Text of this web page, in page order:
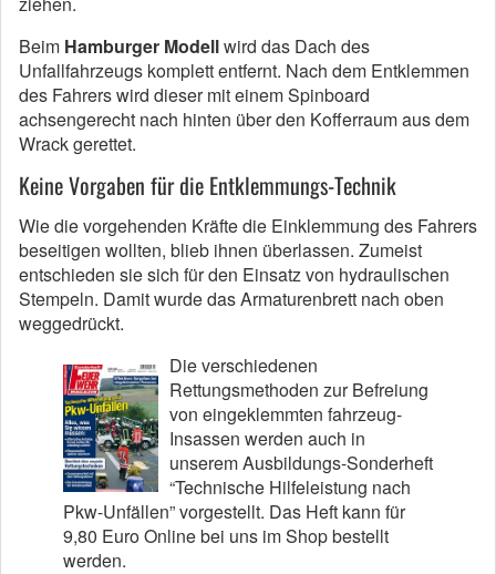
Beim Hamburger Modellwird das Dach des
Unfallfahrzeugs komplett entfernt. Nach dem Entklemmen
des Fahrers wird dieser mit einem Spinboard
achsengerecht nach hinten über den Kofferraum aus dem
Wrack gerettet.
Keine Vorgaben für die Entklemmungs-Technik
Wie die vorgehenden Kräfte die Einklemmung des Fahrers
beseitigen wollten, blieb ihnen überlassen. Zumeist
entschieden sie sich für den Einsatz von hydraulischen
Stempeln. Damit wurde das Armaturenbrett nach oben
weggedrückt.
Die verschiedenen
Rettungsmethoden zur Befreiung
von eingeklemmten fahrzeug-
Insassen werden auch in
unserem Ausbildungs-Sonderheft
“Technische Hilfeleistung nach
Pkw-Unfällen” vorgestellt. Das Heft kann für
9,80 Euro Online bei uns im Shop bestellt
werden.